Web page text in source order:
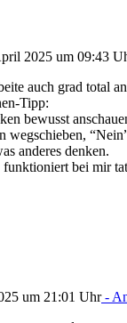
2025 um 09:43
auch grad total
Tipp:
bewusst
wegschieben,
anderes denken.
bei mir
um 21:01 Uhr-